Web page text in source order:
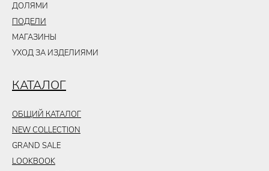
ДОЛЯМИ
ПОДЕЛИ
МАГАЗИНЫ
УХОД ЗА ИЗДЕЛИЯМИ
КАТАЛОГ
ОБЩИЙ КАТАЛОГ
NEW COLLECTION
GRAND SALE
LOOKBOOK